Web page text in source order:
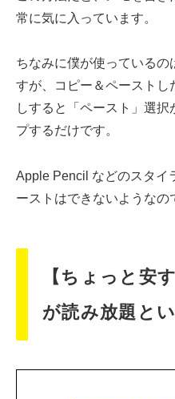
常に気に入っています。
ちなみに僕が使っている
すが、コピー＆ペーストし
しすると「ペースト」選
プするだけです。
Apple Pencil などのスタイ
ーストはできないようなの
【ちょっと安
が読み放題と